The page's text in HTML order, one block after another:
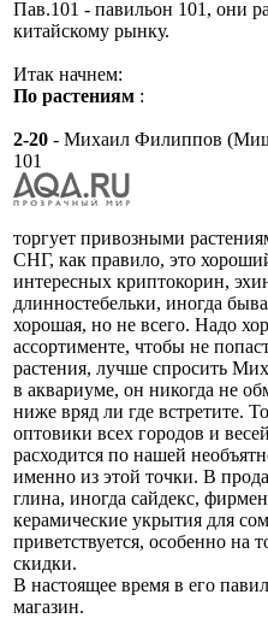
Пав.101 - павильон 101, они
китайскому рынку.
Итак начнем:
По растениям :
2-20 - Михаил Филиппов
101
торгует привозными
СНГ, как правило, это
интересных криптокорин,
длинностебельки, иногда
хорошая, но не всего. Надо
ассортименте, чтобы не
растения, лучше спросить
в аквариуме, он никогда не
ниже вряд ли где встретите.
оптовики всех городов и
расходится по нашей
именно из этой точки. В
глина, иногда сайдекс,
керамические укрытия для
приветствуется, особенно на
скидки.
В настоящее время в его
магазин.